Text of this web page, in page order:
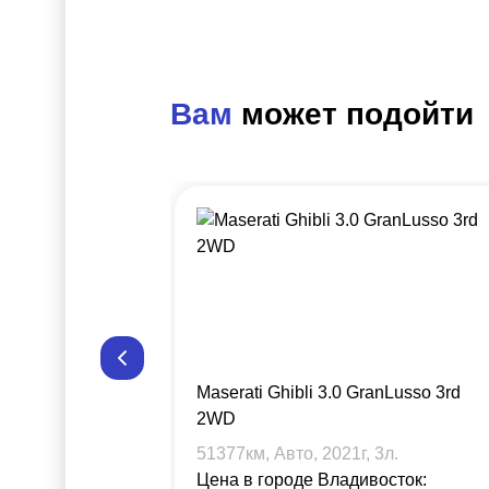
Вам может подойти
Maserati Ghibli 3.0 GranLusso 3rd
2WD
51377км, Авто, 2021 г, 3л.
Цена в городе Владивосток: